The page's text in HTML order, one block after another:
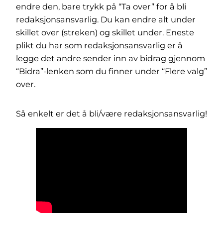
endre den, bare trykk på “Ta over” for å bli
redaksjonsansvarlig. Du kan endre alt under
skillet over (streken) og skillet under. Eneste
plikt du har som redaksjonsansvarlig er å
legge det andre sender inn av bidrag gjennom
“Bidra”-lenken som du finner under “Flere valg”
over.
Så enkelt er det å bli/være redaksjonsansvarlig!